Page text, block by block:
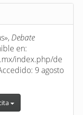
Debate
en:
index.php/de
9 agosto